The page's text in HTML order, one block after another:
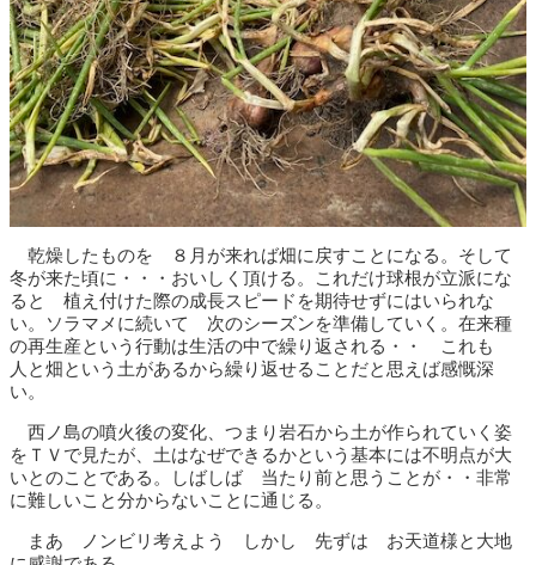
乾燥したものを ８月が来れば畑に戻すことになる。そして
冬が来た頃に・・・おいしく頂ける。これだけ球根が立派にな
ると 植え付けた際の成長スピードを期待せずにはいられな
い。ソラマメに続いて 次のシーズンを準備していく。在来種
の再生産という行動は生活の中で繰り返される・・ これも
人と畑という土があるから繰り返せることだと思えば感慨深
い。
西ノ島の噴火後の変化、つまり岩石から土が作られていく姿
をＴＶで見たが、土はなぜできるかという基本には不明点が大
いとのことである。しばしば 当たり前と思うことが・・非常
に難しいこと分からないことに通じる。
まあ ノンビリ考えよう しかし 先ずは お天道様と大地